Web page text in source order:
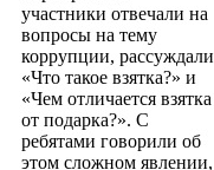
участники отвечали на
вопросы на тему
коррупции, рассуждали
«Что такое взятка?» и
«Чем отличается взятка
от подарка?». С
ребятами говорили об
этом сложном явлении,